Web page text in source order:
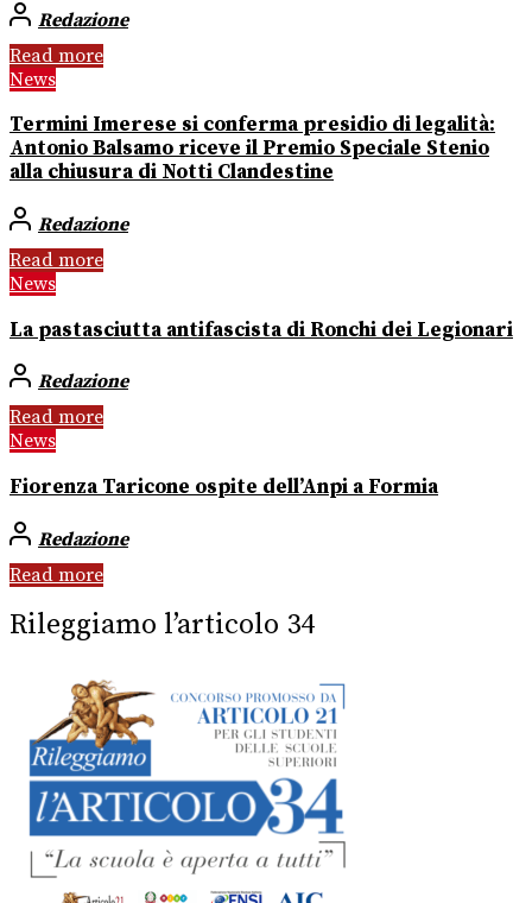
Redazione
Read more
News
Termini Imerese si conferma presidio di legalità:
Antonio Balsamo riceve il Premio Speciale Stenio
alla chiusura di Notti Clandestine
Redazione
Read more
News
La pastasciutta antifascista di Ronchi dei Legionari
Redazione
Read more
News
Fiorenza Taricone ospite dell’Anpi a Formia
Redazione
Read more
Rileggiamo l’articolo 34